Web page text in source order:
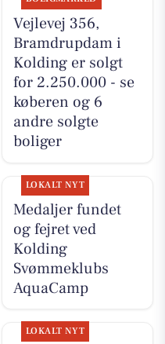
Vejlevej 356,
Bramdrupdam i
Kolding er solgt
for 2.250.000 - se
køberen og 6
andre solgte
boliger
LOKALT NYT
Medaljer fundet
og fejret ved
Kolding
Svømmeklubs
AquaCamp
LOKALT NYT